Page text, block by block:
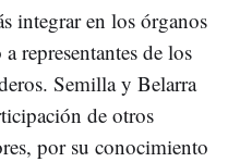
integrar en los órganos
representantes de los
Semilla y Belarra
de otros
por su conocimiento